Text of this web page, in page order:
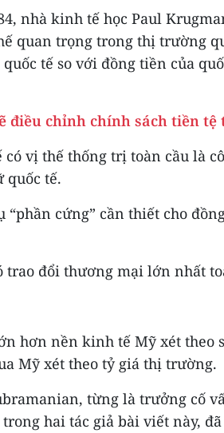
nhà kinh tế học Paul
quan trọng trong thị trường
tế so với đồng tiền của
điều chỉnh chính sách tiền tệ
vị thế thống trị toàn cầu là
quốc tế.
“phần cứng” cần thiết cho
trao đổi thương mại lớn nhất
hơn nền kinh tế Mỹ xét theo
Mỹ xét theo tỷ giá thị trường.
từng là trưởng cố
hai tác giả bài viết này,